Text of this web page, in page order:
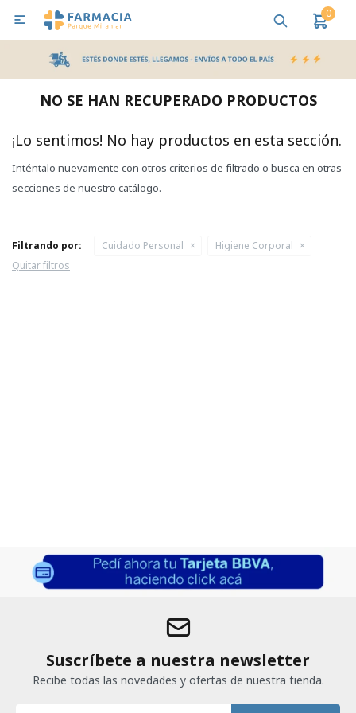
0

NO SE HAN RECUPERADO PRODUCTOS
¡Lo sentimos! No hay productos en esta sección.
Inténtalo nuevamente con otros criterios de filtrado o busca en otras
secciones de nuestro catálogo.
Filtrando por: Cuidado Personal
Higiene Corporal
Quitar filtros
Suscríbete a nuestra newsletter
Recibe todas las novedades y ofertas de nuestra tienda.
MI CUENTA
Bebes y Maternidad Salud
Pañales y Toallitas
Lactancia y Nutrición
Higiene y Bienestar